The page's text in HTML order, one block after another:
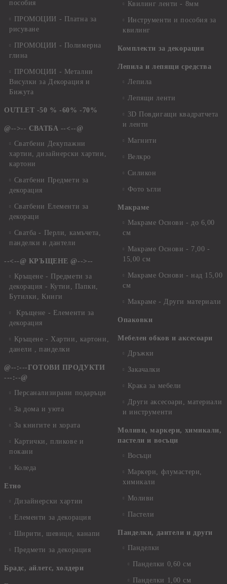
пособия
ПРОМОЦИИ - Платна за
рисуване
ПРОМОЦИИ - Полимерна
глина
ПРОМОЦИИ - Метални
Висулки за Декорация и
Бижута
OUTLET -50 % -60% -70%
@-->-- СВАТБА --<--@
Сватбени Декупажни
хартии, дизайнерски хартии,
картони
Сватбени Предмети за
декорация
Сватбени Елементи за
декораци
Сватба - Перли, камъчета,
панделки и дантели
--<--@ КРЪЩЕНЕ @-->--
Кръщене - Предмети за
декорация - Кутии, Папки,
Бутилки, Книги
Кръщене - Елементи за
декорация
Кръщене - Хартии, картони,
данели , панделки
@--:---ГОТОВИ ПРОДУКТИ
---:--@
Персанализирани подаръци
За дома и уюта
За книгите и хората
Картички, пликове и
покани
Коледа
Етно
Дизайнерски хартии
Елементи за декорация
Ширити, шевици, канапи
Предмети за декорация
Брадс, айлетс, холдери
Квилинг ленти - 8мм
Инструменти и пособия за
квилинг
Комплекти за декорация
Лепила и лепящи средства
Лепила
Лепящи ленти
3D Повдигащи квадратчета
и ленти
Магнити
Велкро
Силикон
Фото ъгли
Макраме
Макраме Основи - до 6,00
см
Макраме Основи - 7,00 -
15,00 см
Макраме Основи - над 15,00
см
Макраме - Други материали
Опаковки
Мебелен обков и аксесоари
Дръжки
Закачалки
Крака за мебели
Други аксесоари, материали
и инструменти
Моливи, маркери, химикали,
пастели и восъци
Восъци
Маркери, флумастери,
химикали
Моливи
Пастели
Панделки, дантели и други
Панделки
Панделки 0,60 см
Панделки 1,00 см